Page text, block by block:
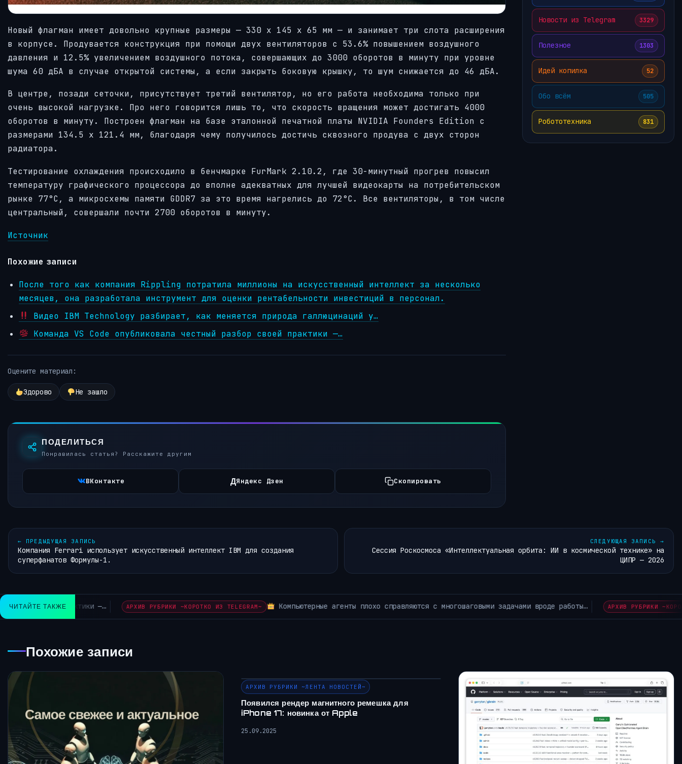
Новый флагман имеет довольно крупные размеры — 330 х 145 х 65 мм — и занимает три слота расширения
в корпусе. Продувается конструкция при помощи двух вентиляторов с 53.6% повышением воздушного
давления и 12.5% увеличением воздушного потока, совершающих до 3000 оборотов в минуту при уровне
шума 60 дБА в случае открытой системы, а если закрыть боковую крышку, то шум снижается до 46 дБА.
В центре, позади сеточки, присутствует третий вентилятор, но его работа необходима только при
очень высокой нагрузке. Про него говорится лишь то, что скорость вращения может достигать 4000
оборотов в минуту. Построен флагман на базе эталонной печатной платы NVIDIA Founders Edition с
размерами 134.5 х 121.4 мм, благодаря чему получилось достичь сквозного продува с двух сторон
радиатора.
Тестирование охлаждения происходило в бенчмарке FurMark 2.10.2, где 30-минутный прогрев повысил
температуру графического процессора до вполне адекватных для лучшей видеокарты на потребительском
рынке 77°C, а микросхемы памяти GDDR7 за это время нагрелись до 72°C. Все вентиляторы, в том числе
центральный, совершали почти 2700 оборотов в минуту.
Источник
Похожие записи
После того как компания Rippling потратила миллионы на искусственный интеллект за несколько
месяцев, она разработала инструмент для оценки рентабельности инвестиций в персонал.
Видео IBM Technology разбирает, как меняется природа галлюцинаций у…
Команда VS Code опубликовала честный разбор своей практики —…
Оцените материал:
Здорово Не зашло
ПОДЕЛИТЬСЯ
Понравилась статья? Расскажите другим
ВКонтакте ДЯндекс Дзен Скопировать
Новости из Telegram 3329
Полезное 1303
Идей копилка 52
Обо всём 505
Робототехника 831
← ПРЕДЫДУЩАЯ ЗАПИСЬ
Компания Ferrari использует искусственный интеллект IBM для создания
суперфанатов Формулы-1.
СЛЕДУЮЩАЯ ЗАПИСЬ →
Сессия Роскосмоса «Интеллектуальная орбита: ИИ в космической технике» на
ЦИПР — 2026
ЧИТАЙТЕ ТАКЖЕагенты плохо справляются с многошаговыми задачами вроде работы… АРХИВ РУБРИКИ ~КОРОТКО ИЗ TELEGRAM~ В России с Google продолжают взыскивать
Похожие записи
АРХИВ РУБРИКИ ~ЛЕНТА НОВОСТЕЙ~
Появился рендер магнитного ремешка для
iPhone 17: новинка от Apple
25.09.2025